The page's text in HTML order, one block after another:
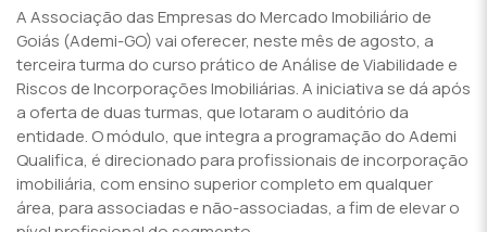
A Associação das Empresas do Mercado Imobiliário de
Goiás (Ademi-GO) vai oferecer, neste mês de agosto, a
terceira turma do curso prático de Análise de Viabilidade e
Riscos de Incorporações Imobiliárias. A iniciativa se dá após
a oferta de duas turmas, que lotaram o auditório da
entidade. O módulo, que integra a programação do Ademi
Qualifica, é direcionado para profissionais de incorporação
imobiliária, com ensino superior completo em qualquer
área, para associadas e não-associadas, a fim de elevar o